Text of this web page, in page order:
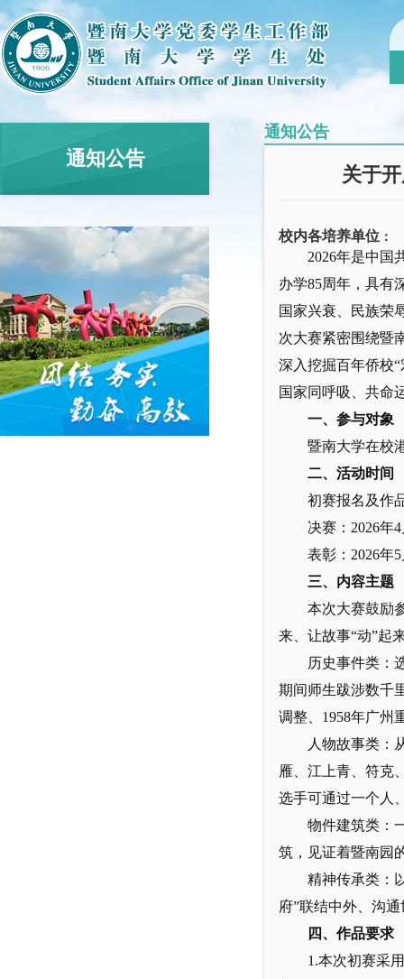
通知公告
通知公告
关于
校内各培养单位：
2026年是中国
办学85周年，具有
国家兴衰、民族荣
次大赛紧密围绕暨
深入挖掘百年侨校
国家同呼吸、共命
一、参与对象
暨南大学在校
二、活动时间
初赛报名及作
决赛：2026年
表彰：2026年
三、内容主题
本次大赛鼓励
来、让故事“动”起
历史事件类：
期间师生跋涉数千
调整、1958年广州
人物故事类：
雁、江上青、符克
选手可通过一个人
物件建筑类：
筑，见证着暨南园
精神传承类：
府”联结中外、沟
四、作品要求
1.本次初赛采